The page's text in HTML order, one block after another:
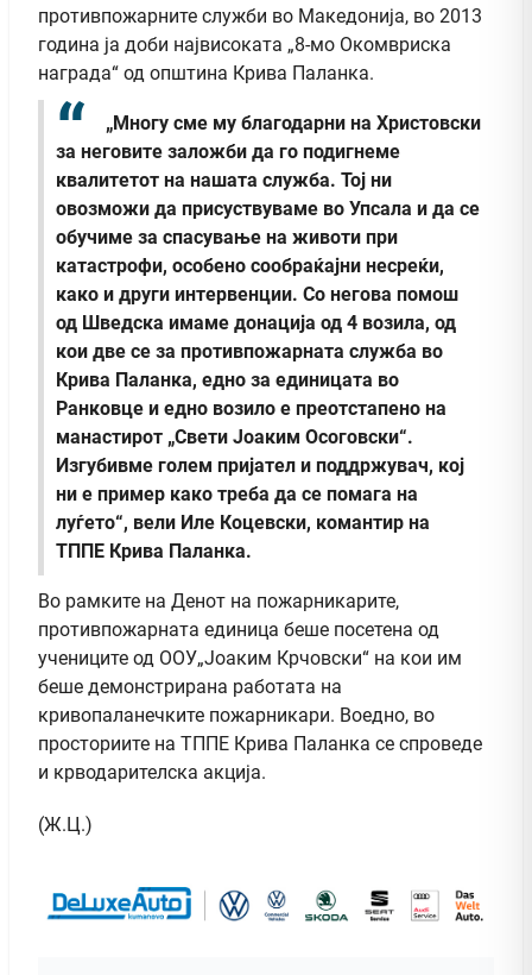
противпожарните служби во Македонија, во 2013
година ја доби највисоката „8-мо Окомвриска
награда“ од општина Крива Паланка.
„Многу сме му благодарни на Христовски
за неговите заложби да го подигнеме
квалитетот на нашата служба. Тој ни
овозможи да присуствуваме во Упсала и да се
обучиме за спасување на животи при
катастрофи, особено сообраќајни несреќи,
како и други интервенции. Со негова помош
од Шведска имаме донација од 4 возила, од
кои две се за противпожарната служба во
Крива Паланка, едно за единицата во
Ранковце и едно возило е преотстапено на
манастирот „Свети Јоаким Осоговски“.
Изгубивме голем пријател и поддржувач, кој
ни е пример како треба да се помага на
луѓето“, вели Иле Коцевски, комантир на
ТППЕ Крива Паланка.
Во рамките на Денот на пожарникарите,
противпожарната единица беше посетена од
учениците од ООУ„Јоаким Крчовски“ на кои им
беше демонстрирана работата на
кривопаланечките пожарникари. Воедно, во
просториите на ТППЕ Крива Паланка се спроведе
и крводарителска акција.
(Ж.Ц.)